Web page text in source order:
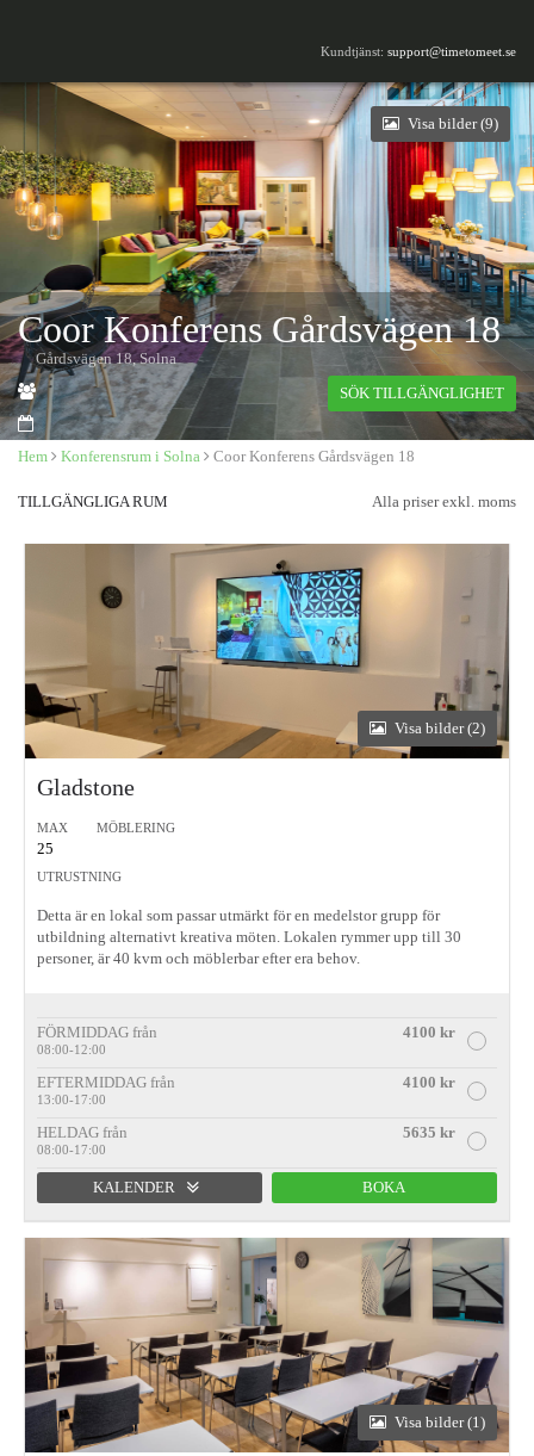
Kundtjänst: support@timetomeet.se
Visa bilder (9)
Coor Konferens Gårdsvägen 18
Gårdsvägen 18, Solna
SÖK TILLGÄNGLIGHET
Hem Konferensrum i Solna Coor Konferens Gårdsvägen 18
Alla priser exkl. moms
TILLGÄNGLIGA RUM
Visa bilder (2)
Gladstone
MAX
25
MÖBLERING
UTRUSTNING
Detta är en lokal som passar utmärkt för en medelstor grupp för
utbildning alternativt kreativa möten. Lokalen rymmer upp till 30
personer, är 40 kvm och möblerbar efter era behov.
FÖRMIDDAG från 4100 kr
08:00-12:00
EFTERMIDDAG från 4100 kr
13:00-17:00
HELDAG från 5635 kr
08:00-17:00
KALENDER BOKA
Förmiddag Heldag
Visa bilder (1)